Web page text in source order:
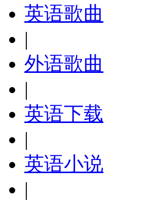
英语歌曲
|
外语歌曲
|
英语下载
|
英语小说
|